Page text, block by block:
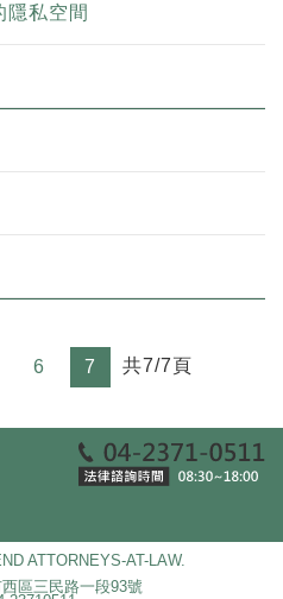
隱私空間
6 7 共7/7頁
ATTORNEYS-AT-LAW.
區三民路一段93號